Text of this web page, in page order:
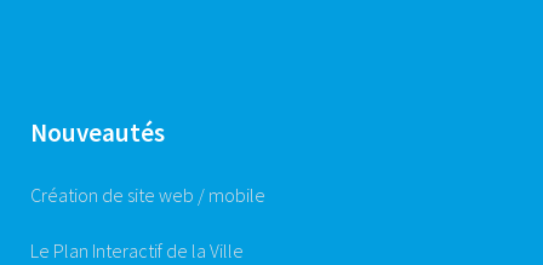
Nouveautés
Création de site web / mobile
Le Plan Interactif de la Ville